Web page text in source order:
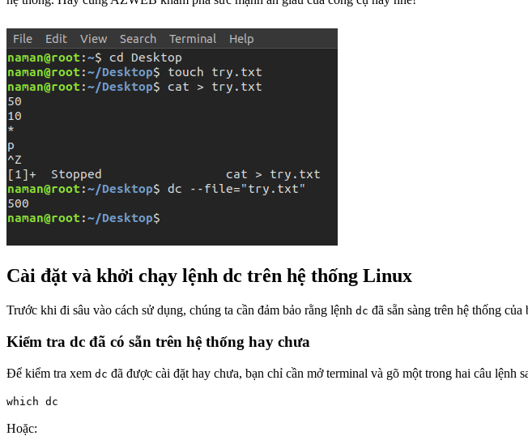
Cài đặt và khởi chạy lệnh dc trên hệ thống Linux
Trước khi đi sâu vào cách sử dụng, chúng ta cần đảm bảo rằng lệnh dc đã sẵn sàng trên hệ thống
Kiểm tra dc đã có sẵn trên hệ thống hay chưa
Để kiểm tra xem dc đã được cài đặt hay chưa, bạn chỉ cần mở terminal và gõ một trong hai câu lệnh
which dc
Hoặc: